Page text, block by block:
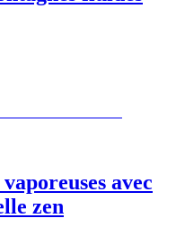
avec
zen